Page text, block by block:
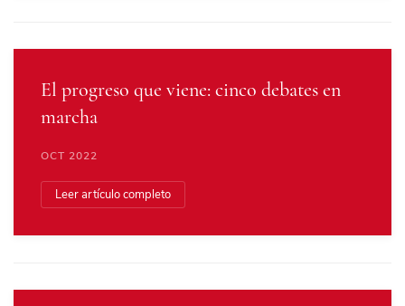
El progreso que viene: cinco debates en
marcha
OCT 2022
Leer artículo completo